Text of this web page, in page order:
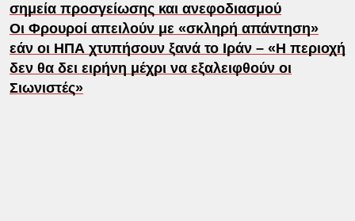
σημεία προσγείωσης και ανεφοδιασμού
Οι Φρουροί απειλούν με «σκληρή απάντηση»
εάν οι ΗΠΑ χτυπήσουν ξανά το Ιράν – «Η περιοχή
δεν θα δει ειρήνη μέχρι να εξαλειφθούν οι
Σιωνιστές»